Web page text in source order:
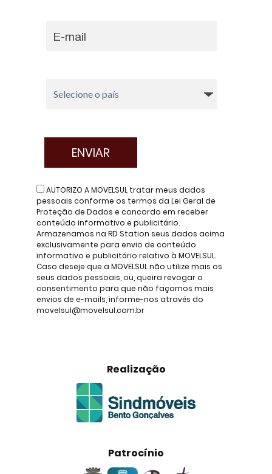
AUTORIZO A MOVELSUL tratar meus dados
pessoais conforme os termos da Lei Geral de
Proteção de Dados e concordo em receber
conteúdo informativo e publicitário.
Armazenamos na RD Station seus dados acima
exclusivamente para envio de conteúdo
informativo e publicitário relativo à MOVELSUL.
Caso deseje que a MOVELSUL não utilize mais os
seus dados pessoais, ou, queira revogar o
consentimento para que não façamos mais
envios de e-mails, informe-nos através do
movelsul@movelsul.com.br
Realização
Patrocínio